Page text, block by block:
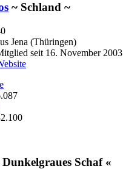
~ Schland ~
Jena (Thüringen)
seit 16. November 2003
Dunkelgraues Schaf «